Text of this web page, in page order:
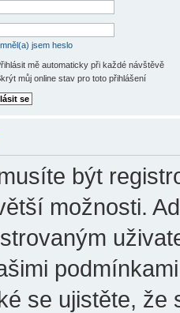
jsem heslo
mě automaticky při každé návštěvě
můj online stav pro toto přihlášení
být
možnosti.
se ujistěte,